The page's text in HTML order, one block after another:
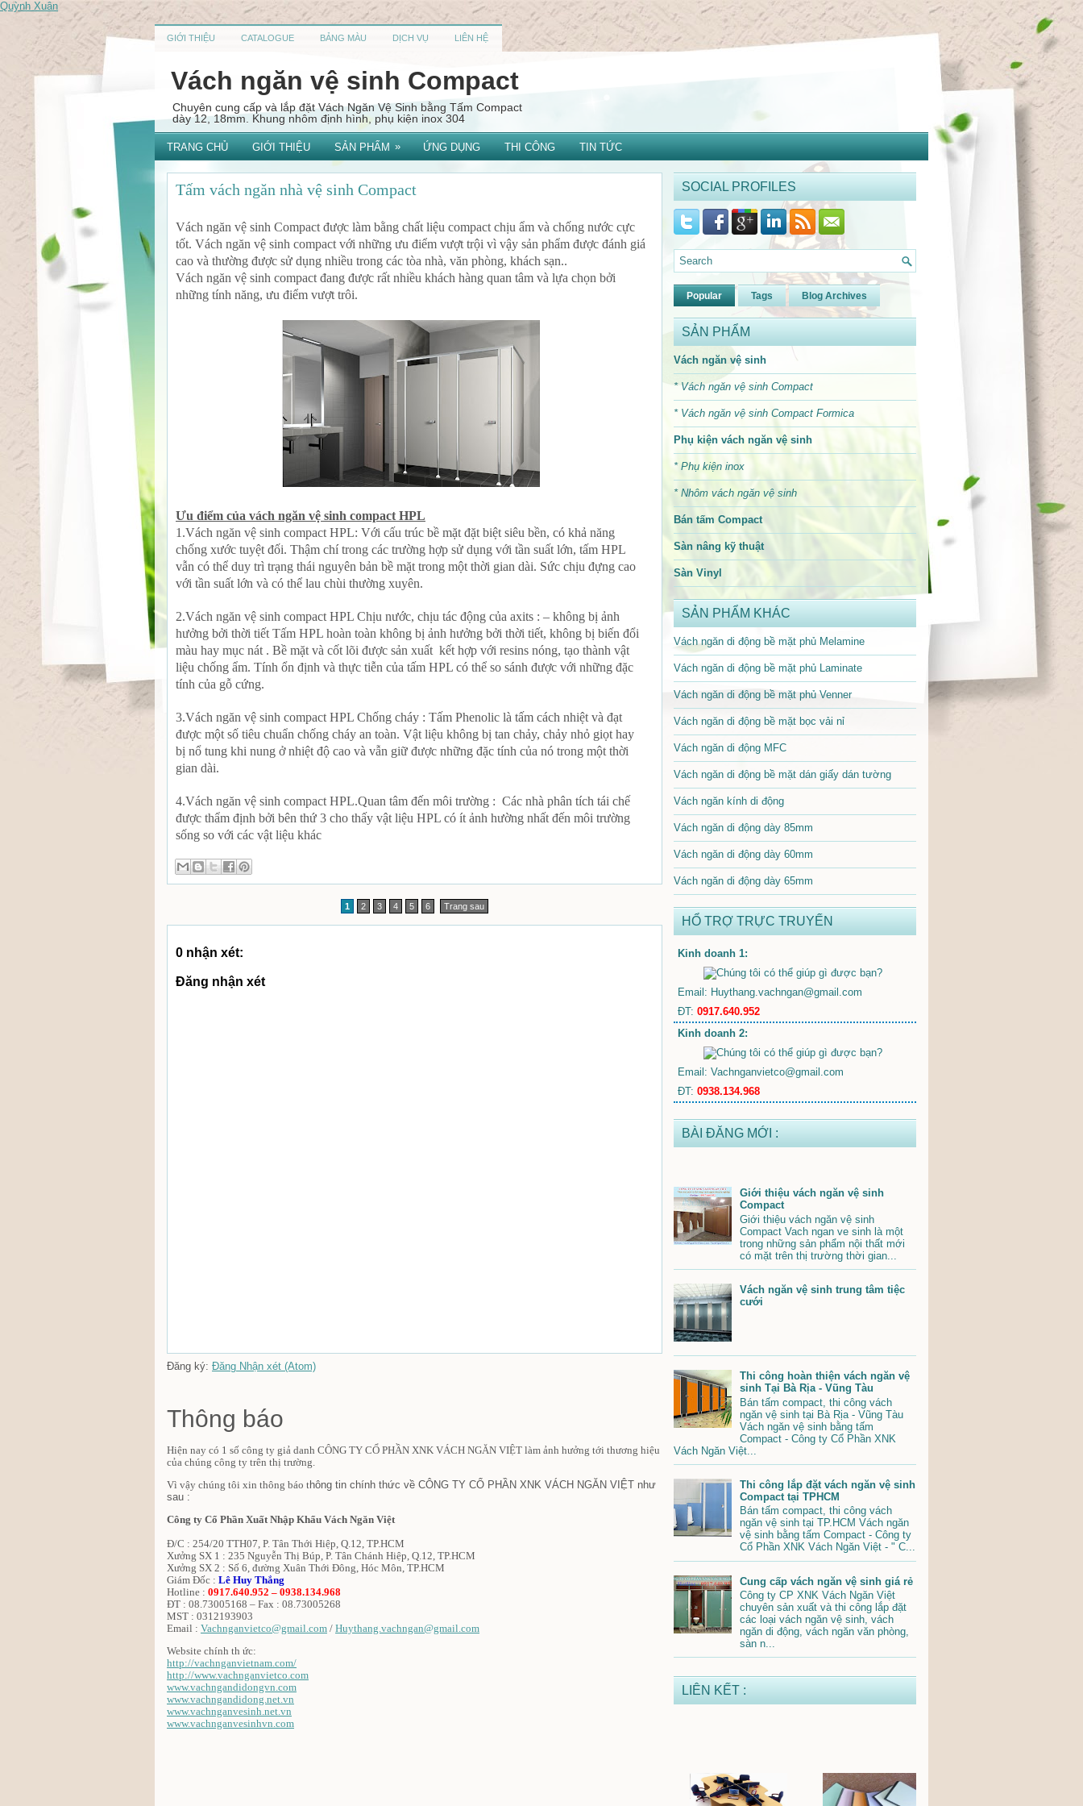
Quỳnh Xuân
GIỚI THIỆU CATALOGUE BẢNG MÀU DỊCH VỤ LIÊN HỆ
Vách ngăn vệ sinh Compact
Chuyên cung cấp và lắp đặt Vách Ngăn Vệ Sinh bằng Tấm Compact
dày 12, 18mm. Khung nhôm định hình, phụ kiện inox 304
TRANG CHỦ GIỚI THIỆU SẢN PHẨM » ỨNG DỤNG THI CÔNG TIN TỨC
Tấm vách ngăn nhà vệ sinh Compact
Vách ngăn vệ sinh Compact được làm bằng chất liệu compact chịu ẩm và chống nước cực
tốt. Vách ngăn vệ sinh compact với những ưu điểm vượt trội vì vậy sản phẩm được đánh giá
cao và thường được sử dụng nhiều trong các tòa nhà, văn phòng, khách sạn..
Vách ngăn vệ sinh compact đang được rất nhiều khách hàng quan tâm và lựa chọn bởi
những tính năng, ưu điểm vượt trôi.
Ưu điểm của vách ngăn vệ sinh compact HPL
1.Vách ngăn vệ sinh compact HPL: Với cấu trúc bề mặt đặt biệt siêu bền, có khả năng
chống xước tuyệt đối. Thậm chí trong các trường hợp sử dụng với tần suất lớn, tấm HPL
vẫn có thể duy trì trạng thái nguyên bản bề mặt trong một thời gian dài. Sức chịu đựng cao
với tần suất lớn và có thể lau chùi thường xuyên.
2.Vách ngăn vệ sinh compact HPL Chịu nước, chịu tác động của axits : – không bị ảnh
hưởng bởi thời tiết Tấm HPL hoàn toàn không bị ảnh hưởng bởi thời tiết, không bị biến đổi
màu hay mục nát . Bề mặt và cốt lõi được sản xuất kết hợp với resins nóng, tạo thành vật
liệu chống ẩm. Tính ổn định và thực tiễn của tấm HPL có thể so sánh được với những đặc
tính của gỗ cứng.
3.Vách ngăn vệ sinh compact HPL Chống cháy : Tấm Phenolic là tấm cách nhiệt và đạt
được một số tiêu chuẩn chống cháy an toàn. Vật liệu không bị tan chảy, chảy nhỏ giọt hay
bị nổ tung khi nung ở nhiệt độ cao và vẫn giữ được những đặc tính của nó trong một thời
gian dài.
4.Vách ngăn vệ sinh compact HPL.Quan tâm đến môi trường : Các nhà phân tích tái chế
được thẩm định bởi bên thứ 3 cho thấy vật liệu HPL có ít ảnh hường nhất đến môi trường
sống so với các vật liệu khác
1 2 3 4 5 6 Trang sau
0 nhận xét:
Đăng nhận xét
Đăng ký: Đăng Nhận xét (Atom)
Thông báo
Hiện nay có 1 số công ty giả danh CÔNG TY CỔ PHẦN XNK VÁCH NGĂN VIỆT làm ảnh hưởng tới thương hiệu
của chúng công ty trên thị trường.
Vì vậy chúng tôi xin thông báo thông tin chính thức về CÔNG TY CỔ PHẦN XNK VÁCH NGĂN VIỆT như
sau :
Công ty Cổ Phần Xuất Nhập Khẩu Vách Ngăn Việt
Đ/C : 254/20 TTH07, P. Tân Thới Hiệp, Q.12, TP.HCM
Xưởng SX 1 : 235 Nguyễn Thị Búp, P. Tân Chánh Hiệp, Q.12, TP.HCM
Xưởng SX 2 : Số 6, đường Xuân Thới Đông, Hóc Môn, TP.HCM
Giám Đốc : Lê Huy Thắng
Hotline : 0917.640.952 – 0938.134.968
ĐT : 08.73005168 – Fax : 08.73005268
MST : 0312193903
Email : Vachnganvietco@gmail.com / Huythang.vachngan@gmail.com
Website chính th ức:
http://vachnganvietnam.com/
http://www.vachnganvietco.com
www.vachngandidongvn.com
www.vachngandidong.net.vn
www.vachnganvesinh.net.vn
www.vachnganvesinhvn.com
SOCIAL PROFILES
Popular Tags Blog Archives
SẢN PHẨM
Vách ngăn vệ sinh
* Vách ngăn vệ sinh Compact
* Vách ngăn vệ sinh Compact Formica
Phụ kiện vách ngăn vệ sinh
* Phụ kiện inox
* Nhôm vách ngăn vệ sinh
Bán tấm Compact
Sàn nâng kỹ thuật
Sàn Vinyl
SẢN PHẨM KHÁC
Vách ngăn di động bề mặt phủ Melamine
Vách ngăn di động bề mặt phủ Laminate
Vách ngăn di động bề mặt phủ Venner
Vách ngăn di động bề mặt bọc vải nỉ
Vách ngăn di động MFC
Vách ngăn di động bề mặt dán giấy dán tường
Vách ngăn kính di động
Vách ngăn di động dày 85mm
Vách ngăn di động dày 60mm
Vách ngăn di động dày 65mm
HỔ TRỢ TRỰC TRUYẾN
Kinh doanh 1:
Email: Huythang.vachngan@gmail.com
ĐT: 0917.640.952
Kinh doanh 2:
Email: Vachnganvietco@gmail.com
ĐT: 0938.134.968
BÀI ĐĂNG MỚI :
Giới thiệu vách ngăn vệ sinh
Compact
Giới thiệu vách ngăn vệ sinh
Compact Vach ngan ve sinh là một
trong những sản phẩm nội thất mới
có mặt trên thị trường thời gian...
Vách ngăn vệ sinh trung tâm tiệc
cưới
Thi công hoàn thiện vách ngăn vệ
sinh Tại Bà Rịa - Vũng Tàu
Bán tấm compact, thi công vách
ngăn vệ sinh tại Bà Rịa - Vũng Tàu
Vách ngăn vệ sinh bằng tấm
Compact - Công ty Cổ Phần XNK
Vách Ngăn Việt...
Thi công lắp đặt vách ngăn vệ sinh
Compact tại TPHCM
Bán tấm compact, thi công vách
ngăn vệ sinh tại TP.HCM Vách ngăn
vệ sinh bằng tấm Compact - Công ty
Cổ Phần XNK Vách Ngăn Việt - " C...
Cung cấp vách ngăn vệ sinh giá rẻ
Công ty CP XNK Vách Ngăn Việt
chuyên sản xuất và thi công lắp đặt
các loại vách ngăn vệ sinh, vách
ngăn di động, vách ngăn văn phòng,
sàn n...
LIÊN KẾT :